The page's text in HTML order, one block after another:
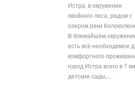
Истра, в окружении
хвойного леса, рядом с
озером реки
В ближайшем
есть всё необходимое
комфортного
город Истра всего в 7
детские сады,...